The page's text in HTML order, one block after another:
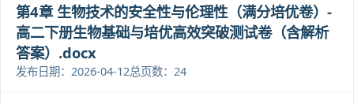
第4章 生物技术的安全性与伦理性（满分培优卷）-
高二下册生物基础与培优高效突破测试卷（含解析
答案）.docx
发布日期：2026-04-12总页数：24